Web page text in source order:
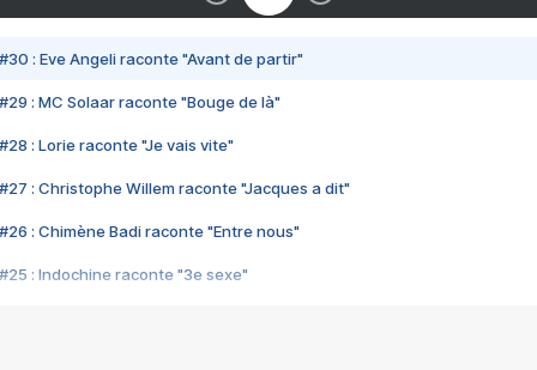
#30 : Eve Angeli raconte "Avant de partir"
#29 : MC Solaar raconte "Bouge de là"
#28 : Lorie raconte "Je vais vite"
#27 : Christophe Willem raconte "Jacques a dit"
#26 : Chimène Badi raconte "Entre nous"
#25 : Indochine raconte "3e sexe"